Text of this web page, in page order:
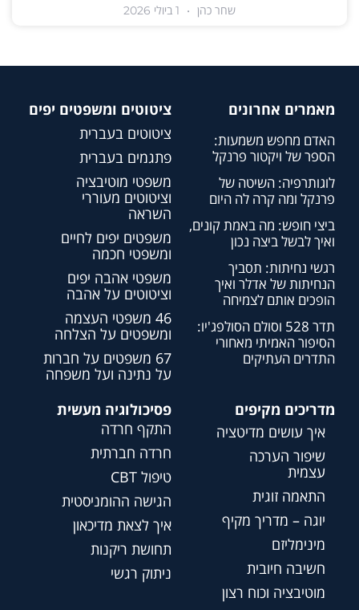
שחר כהן
מאמרים אחרונים
האדם מחפש משמעות:
הספר של ויקטור פרנקל
לוגותרפיה: השיטה של
פרנקל ומה קרה לה היום
ביצי חופש: מה באמת קונים,
ואיך לבשל ביצה נכון
רגשי נחיתות: תסביך
הנחיתות של אדלר ואיך
הופכים אותם לצמיחה
תדר 528 וסולם הסולפג'יו:
הסיפור האמיתי מאחורי
התדרים העתיקים
ציטוטים ומשפטים יפים
ציטוטים בעברית
פתגמים בעברית
משפטי מוטיבציה
וציטוטים מעוררי
השראה
משפטים יפים לחיים
ומשפטי חכמה
משפטי אהבה יפים
וציטוטים על אהבה
46 משפטי העצמה
ומשפטים על הצלחה
67 משפטים על חברות
על נתינה ועל משפחה
מדריכים מקיפים
איך עושים מדיטציה
שיפור הערכה
עצמית
התאמה זוגית
יוגה – מדריך מקיף
מינימליזם
חשיבה חיובית
מוטיבציה וכוח רצון
פסיכולוגיה מעשית
התקף חרדה
חרדה חברתית
טיפול CBT
הגישה ההומניסטית
איך לצאת מדיכאון
תחושת ריקנות
ניתוק רגשי